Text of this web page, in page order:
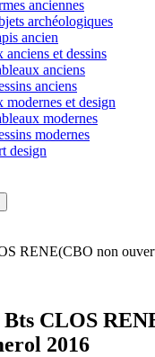
anciennes
archéologiques
ancien
anciens et dessins
anciens
anciens
modernes et design
modernes
modernes
design
RENE(CBO non
Bts CLOS
2016